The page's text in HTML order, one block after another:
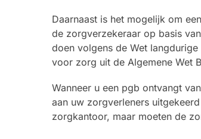
Daarnaast is het mogelijk om
de zorgverzekeraar op basis
doen volgens de Wet
voor zorg uit de Algemene Wet
Wanneer u een pgb ontvangt
aan uw zorgverleners
zorgkantoor, maar moeten de